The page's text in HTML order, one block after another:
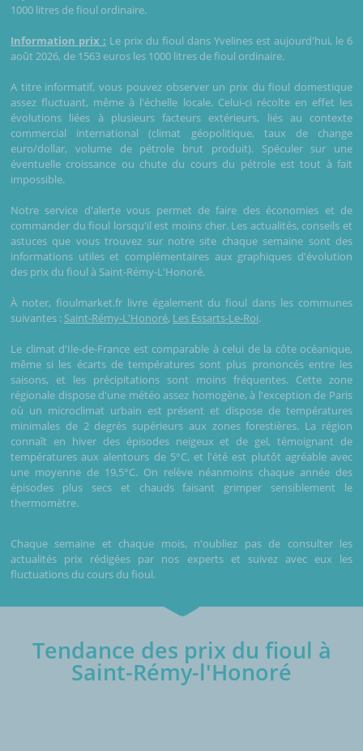
1000 litres de fioul ordinaire.
Information prix : Le prix du fioul dans Yvelines est aujourd'hui, le 6
août 2026, de 1563 euros les 1000 litres de fioul ordinaire.
A titre informatif, vous pouvez observer un prix du fioul domestique
assez fluctuant, même à l'échelle locale. Celui-ci récolte en effet les
évolutions liées à plusieurs facteurs extérieurs, liés au contexte
commercial international (climat géopolitique, taux de change
euro/dollar, volume de pétrole brut produit). Spéculer sur une
éventuelle croissance ou chute du cours du pétrole est tout à fait
impossible.
Notre service d'alerte vous permet de faire des économies et de
commander du fioul lorsqu'il est moins cher. Les actualités, conseils et
astuces que vous trouvez sur notre site chaque semaine sont des
informations utiles et complémentaires aux graphiques d'évolution
des prix du fioul à Saint-Rémy-L'Honoré.
À noter, fioulmarket.fr livre également du fioul dans les communes
suivantes : Saint-Rémy-L'Honoré, Les Essarts-Le-Roi.
Le climat d'Ile-de-France est comparable à celui de la côte océanique,
même si les écarts de températures sont plus prononcés entre les
saisons, et les précipitations sont moins fréquentes. Cette zone
régionale dispose d'une météo assez homogène, à l'exception de Paris
où un microclimat urbain est présent et dispose de températures
minimales de 2 degrés supérieurs aux zones forestières. La région
connaît en hiver des épisodes neigeux et de gel, témoignant de
températures aux alentours de 5°C, et l'été est plutôt agréable avec
une moyenne de 19,5°C. On relève néanmoins chaque année des
épisodes plus secs et chauds faisant grimper sensiblement le
thermomètre.
Chaque semaine et chaque mois, n'oubliez pas de consulter les
actualités prix rédigées par nos experts et suivez avec eux les
fluctuations du cours du fioul.
Tendance des prix du fioul à
Saint-Rémy-l'Honoré